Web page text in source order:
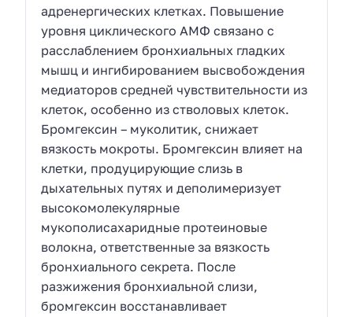
адренергических клетках. Повышение
уровня циклического АМФ связано с
расслаблением бронхиальных гладких
мышц и ингибированием высвобождения
медиаторов средней чувствительности из
клеток, особенно из стволовых клеток.
Бромгексин – муколитик, снижает
вязкость мокроты. Бромгексин влияет на
клетки, продуцирующие слизь в
дыхательных путях и деполимеризует
высокомолекулярные
мукополисахаридные протеиновые
волокна, ответственные за вязкость
бронхиального секрета. После
разжижения бронхиальной слизи,
бромгексин восстанавливает